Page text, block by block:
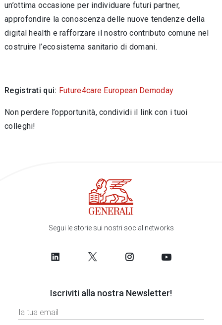
un’ottima occasione per individuare futuri partner,
approfondire la conoscenza delle nuove tendenze della
digital health e rafforzare il nostro contributo comune nel
costruire l’ecosistema sanitario di domani.
Registrati qui: Future4care European Demoday
Non perdere l’opportunità, condividi il link con i tuoi
colleghi!
Segui le storie sui nostri social networks
Iscriviti alla nostra Newsletter!